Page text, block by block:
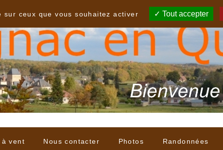
à vent Nous contacter Photos Randonnées
ceux que vous souhaitez activer
Tout accepter